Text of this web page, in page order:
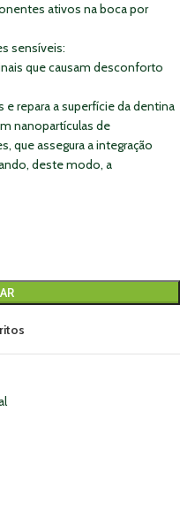
ativos na boca por
sensíveis:
que causam desconforto
repara a superfície da dentina
nanopartículas de
que assegura a integração
deste modo, a